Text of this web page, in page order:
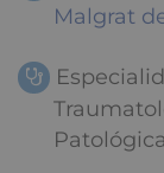
Malgrat
Patológica